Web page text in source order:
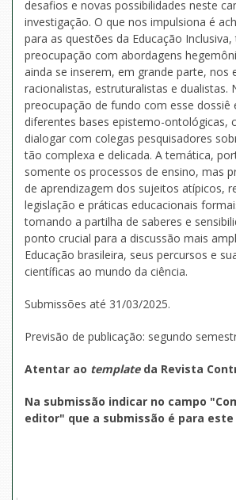
desafios e novas possibilidades neste
investigação. O que nos impulsiona é
para as questões da Educação
preocupação com abordagens
ainda se inserem, em grande parte, nos
racionalistas, estruturalistas e dualistas.
preocupação de fundo com esse dossiê
diferentes bases epistemo-ontológicas,
dialogar com colegas pesquisadores
tão complexa e delicada. A temática,
somente os processos de ensino, mas
de aprendizagem dos sujeitos atípicos,
legislação e práticas educacionais
tomando a partilha de saberes e
ponto crucial para a discussão mais
Educação brasileira, seus percursos e
científicas ao mundo da ciência.
Submissões até 31/03/2025.
Previsão de publicação: segundo
Atentar ao templateda Revista
Na submissão indicar no campo
editor" que a submissão é para